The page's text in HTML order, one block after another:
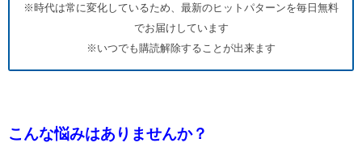
※時代は常に変化しているため、最新のヒットパターンを毎日無料
でお届けしています
※いつでも購読解除することが出来ます
こんな悩みはありませんか？